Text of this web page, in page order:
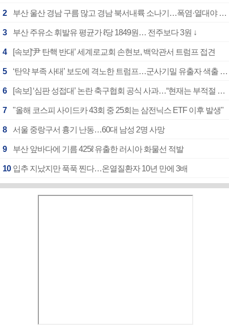
2 부산 울산 경남 구름 많고 경남 북서내륙 소나기…폭염·열대야 계속
3 부산 주유소 휘발유 평균가 ℓ당 1849원… 전주보다 3원 ↓
4 [속보]‘尹 탄핵 반대’ 세계로교회 손현보, 백악관서 트럼프 접견
5 ‘탄약 부족 사태’ 보도에 격노한 트럼프…군사기밀 유출자 색출 지시
6 [속보] ‘심판 성접대’ 논란 축구협회 공식 사과…“현재는 부적절 행위 없어”
7 "올해 코스피 사이드카 43회 중 25회는 삼전닉스 ETF 이후 발생"
8 서울 중랑구서 흉기 난동…60대 남성 2명 사망
9 부산 앞바다에 기름 425ℓ 유출한 러시아 화물선 적발
10 입추 지났지만 푹푹 찐다…온열질환자 10년 만에 3배